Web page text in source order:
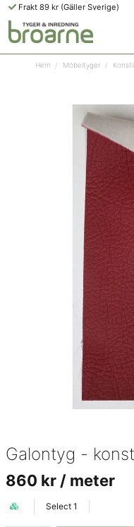
Frakt 89 kr (Gäller Sverige)
Hem Möbeltyger
Galontyg -
860 kr / meter
Select 1